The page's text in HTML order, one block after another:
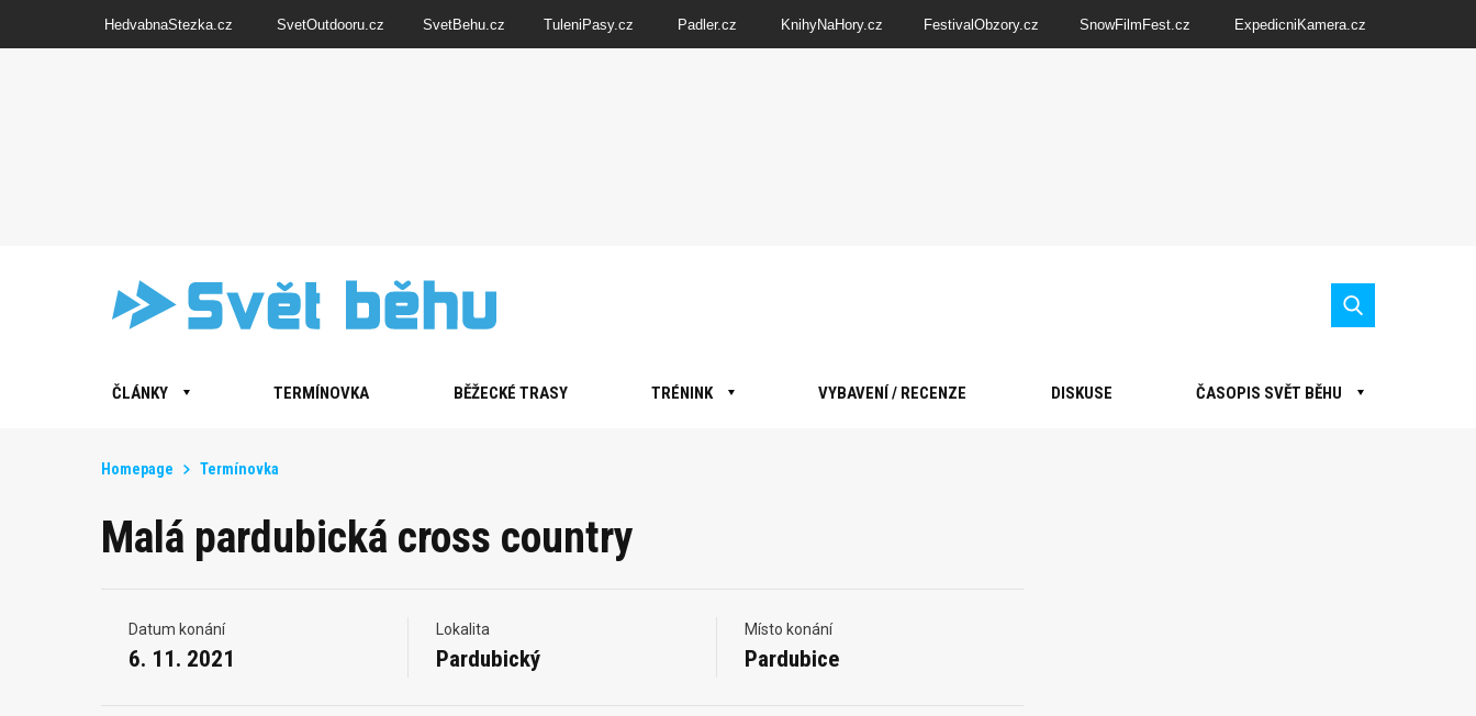
HedvabnaStezka.cz SvetOutdooru.cz SvetBehu.cz TuleniPasy.cz Padler.cz KnihyNaHory.cz FestivalObzory.cz SnowFilmFest.cz ExpedicniKamera.cz
ČLÁNKY TERMÍNOVKA BĚŽECKÉ TRASY TRÉNINK VYBAVENÍ / RECENZE DISKUSE ČASOPIS SVĚT BĚHU
Homepage Termínovka
Malá pardubická cross country
Datum konání
6. 11. 2021
Lokalita
Pardubický
Místo konání
Pardubice